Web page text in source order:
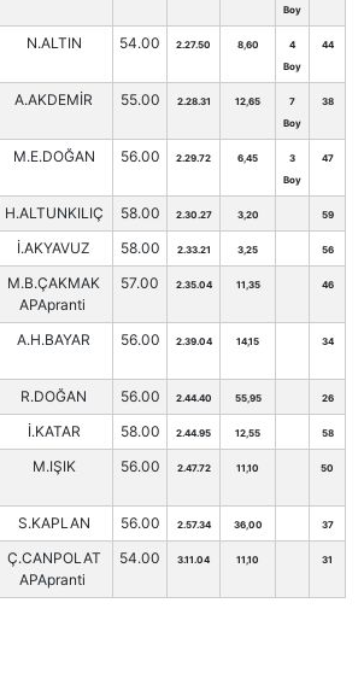
Boy
N.ALTIN 54.00 2.27.50 8,60
4
Boy
44
A.AKDEMİR 55.00 2.28.31 12,65
7
Boy
38
M.E.DOĞAN 56.00 2.29.72 6,45
3
Boy
47
H.ALTUNKILIÇ 58.00 2.30.27 3,20 59
İ.AKYAVUZ 58.00 2.33.21 3,25 56
M.B.ÇAKMAK
APApranti
57.00 2.35.04 11,35 46
A.H.BAYAR 56.00 2.39.04 14,15 34
R.DOĞAN 56.00 2.44.40 55,95 26
İ.KATAR 58.00 2.44.95 12,55 58
M.IŞIK 56.00 2.47.72 11,10 50
S.KAPLAN 56.00 2.57.34 36,00 37
Ç.CANPOLAT
APApranti
54.00 3.11.04 11,10 31